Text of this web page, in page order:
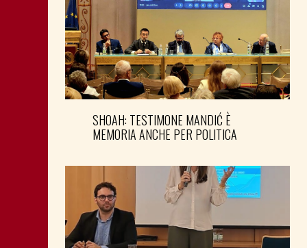
SHOAH: TESTIMONE MANDIĆ È
MEMORIA ANCHE PER POLITICA